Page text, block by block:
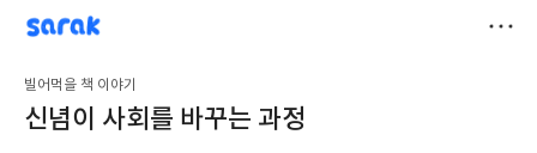
sarak
라피니
빌어먹을 책 이야기
신념이 사회를 바꾸는 과정